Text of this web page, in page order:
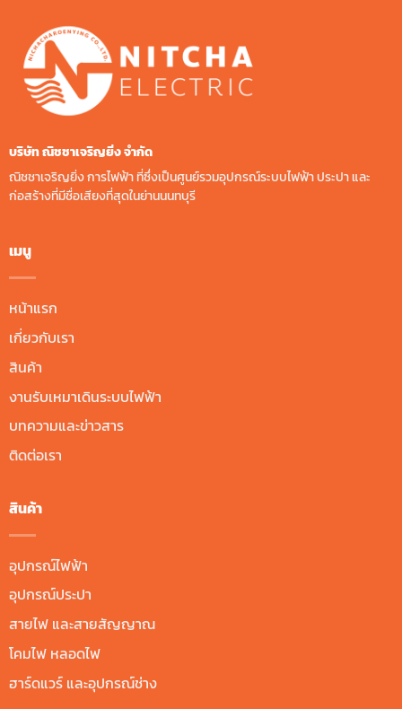
บริษัท ณิชชาเจริญยิ่ง จํากัด
ณิชชาเจริญยิ่ง การไฟฟ้า ที่ซึ่งเป็นศูนย์รวมอุปกรณ์ระบบไฟฟ้า ประปา และ
ก่อสร้างที่มีชื่อเสียงที่สุดในย่านนนทบุรี
เมนู
หน้าแรก
เกี่ยวกับเรา
สินค้า
งานรับเหมาเดินระบบไฟฟ้า
บทความและข่าวสาร
ติดต่อเรา
สินค้า
อุปกรณ์ไฟฟ้า
อุปกรณ์ประปา
สายไฟ และสายสัญญาณ
โคมไฟ หลอดไฟ
ฮาร์ดแวร์ และอุปกรณ์ช่าง